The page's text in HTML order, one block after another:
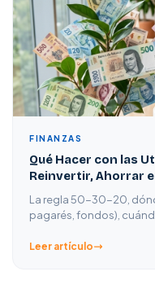
FINANZAS
Qué Hacer con las
Reinvertir, Ahorrar
La regla 50-30-20,
pagarés, fondos),
Leer artículo